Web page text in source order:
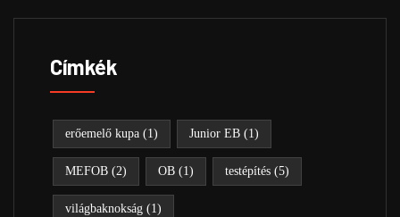
Címkék
erőemelő kupa (1) Junior EB (1)
MEFOB (2) OB (1) testépítés (5)
világbaknokság (1)